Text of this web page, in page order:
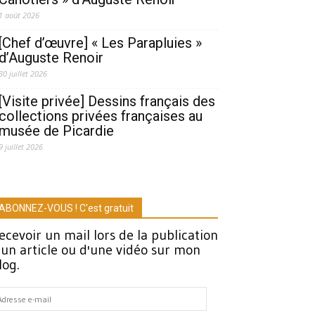
1 août 2026
[Chef d’œuvre] « Les Parapluies »
d’Auguste Renoir
juillet 2026
[Visite privée] Dessins français des
collections privées françaises au
musée de Picardie
juillet 2026
VOUS ! C'est gratuit
un mail lors de la publication
article ou d'une vidéo sur mon